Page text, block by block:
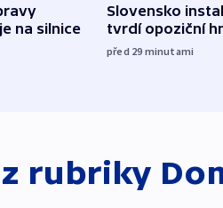
na silnice
Slovensko
tvrdí opoziční
před 29 minutami
rubriky